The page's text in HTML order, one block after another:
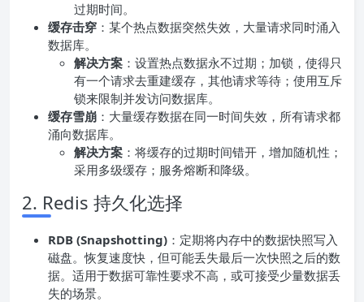
过期时间。
缓存击穿 ：某个热点数据突然失效，大量请求同时涌入
数据库。
解决方案 ：设置热点数据永不过期；加锁，使得只
有一个请求去重建缓存，其他请求等待；使用互斥
锁来限制并发访问数据库。
缓存雪崩 ：大量缓存数据在同一时间失效，所有请求都
涌向数据库。
解决方案 ：将缓存的过期时间错开，增加随机性；
采用多级缓存；服务熔断和降级。
2. Redis 持久化选择
RDB (Snapshotting) ：定期将内存中的数据快照写入
磁盘。恢复速度快，但可能丢失最后一次快照之后的数
据。适用于数据可靠性要求不高，或可接受少量数据丢
失的场景。